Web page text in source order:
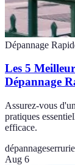
Dépannage
Les 5
Dépannage
Assurez-vous
pratiques
efficace.
dépannage
Aug 6